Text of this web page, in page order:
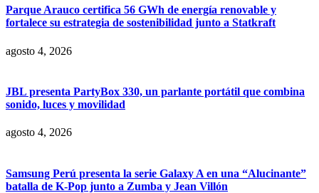
Parque Arauco certifica 56 GWh de energía renovable y
fortalece su estrategia de sostenibilidad junto a Statkraft
agosto 4, 2026
JBL presenta PartyBox 330, un parlante portátil que combina
sonido, luces y movilidad
agosto 4, 2026
Samsung Perú presenta la serie Galaxy A en una “Alucinante”
batalla de K-Pop junto a Zumba y Jean Villón